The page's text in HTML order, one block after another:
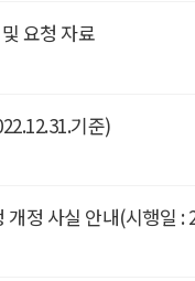
요청 자료
기준)
정 사실 안내(시행일 :